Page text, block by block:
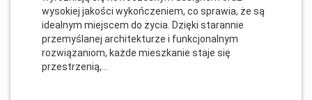
wysokiej jakości wykończeniem, co sprawia, że są
idealnym miejscem do życia. Dzięki starannie
przemyślanej architekturze i funkcjonalnym
rozwiązaniom, każde mieszkanie staje się
przestrzenią,...